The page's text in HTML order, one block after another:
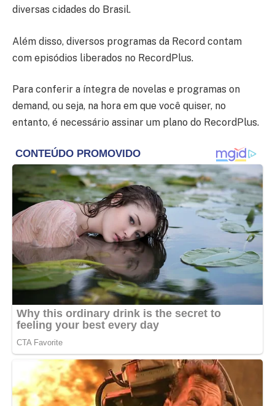
diversas cidades do Brasil.
Além disso, diversos programas da Record contam
com episódios liberados no RecordPlus.
Para conferir a íntegra de novelas e programas on
demand, ou seja, na hora em que você quiser, no
entanto, é necessário assinar um plano do RecordPlus.